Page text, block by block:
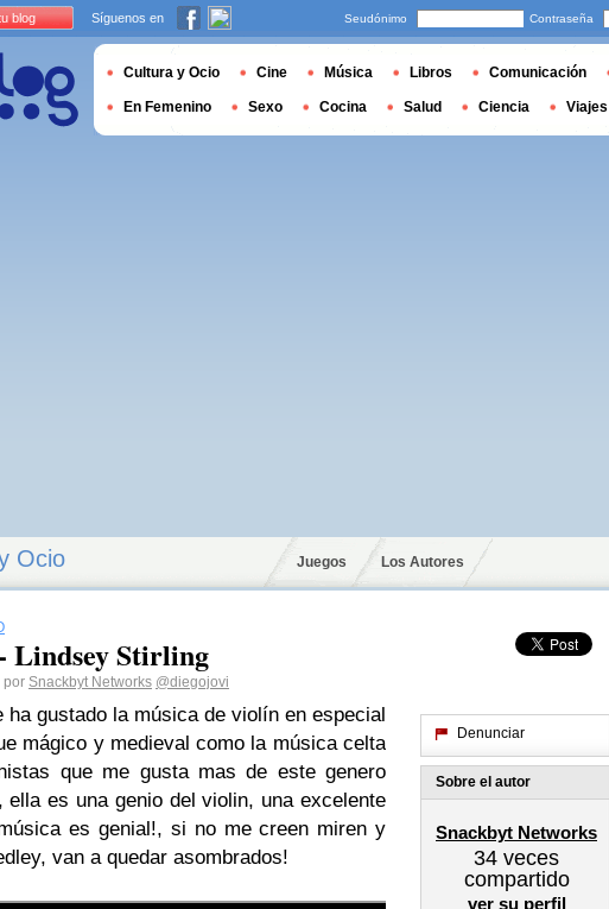
Ocio Juegos Los Autores
Lindsey Stirling
por Snackbyt Networks @diegojovi
la música de violín en especial
mágico y medieval como la música celta
que me gusta mas de este genero
ella es una genio del violin, una excelente
es genial!, si no me creen miren y
, van a quedar asombrados!
Denunciar
Sobre el autor
Snackbyt Networks
34 veces
compartido
ver su perfil
blog Síguenos en Seudónimo Contraseña
Cultura y Ocio Cine Música Libros Comunicación
En Femenino Sexo Cocina Salud Ciencia Viajes